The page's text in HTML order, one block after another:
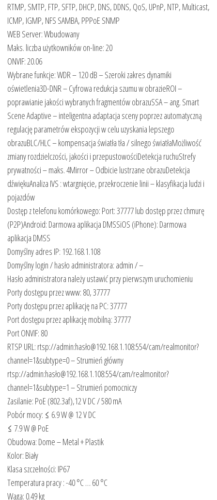
RTMP, SMTP, FTP, SFTP, DHCP, DNS, DDNS, QoS, UPnP, NTP, Multicast,
ICMP, IGMP, NFS SAMBA, PPPoE SNMP
WEB Server: Wbudowany
Maks. liczba użytkowników on-line: 20
ONVIF: 20.06
Wybrane funkcje: WDR – 120 dB – Szeroki zakres dynamiki
oświetlenia3D-DNR – Cyfrowa redukcja szumu w obrazieROI –
poprawianie jakości wybranych fragmentów obrazuSSA – ang. Smart
Scene Adaptive – inteligentna adaptacja sceny poprzez automatyczną
regulację parametrów ekspozycji w celu uzyskania lepszego
obrazuBLC/HLC – kompensacja światła tła / silnego światłaMożliwość
zmiany rozdzielczości, jakości i przepustowościDetekcja ruchuStrefy
prywatności – maks. 4Mirror – Odbicie lustrzane obrazuDetekcja
dźwiękuAnaliza IVS : wtargnięcie, przekroczenie linii – klasyfikacja ludzi i
pojazdów
Dostęp z telefonu komórkowego: Port: 37777 lub dostęp przez chmurę
(P2P)Android: Darmowa aplikacja DMSSiOS (iPhone): Darmowa
aplikacja DMSS
Domyślny adres IP: 192.168.1.108
Domyślny login / hasło administratora: admin / –
Hasło administratora należy ustawić przy pierwszym uruchomieniu
Porty dostępu przez www: 80, 37777
Porty dostępu przez aplikację na PC: 37777
Port dostępu przez aplikację mobilną: 37777
Port ONVIF: 80
RTSP URL: rtsp://admin:hasło@192.168.1.108:554/cam/realmonitor?
channel=1&subtype=0 – Strumień główny
rtsp://admin:hasło@192.168.1.108:554/cam/realmonitor?
channel=1&subtype=1 – Strumień pomocniczy
Zasilanie: PoE (802.3af),12 V DC / 580 mA
Pobór mocy: ≤ 6.9 W @ 12 V DC
≤ 7.9 W @ PoE
Obudowa: Dome – Metal + Plastik
Kolor: Biały
Klasa szczelności: IP67
Temperatura pracy : -40 °C … 60 °C
Waga: 0.49 kg